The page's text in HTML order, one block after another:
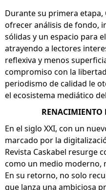
Durante su primera etapa,
ofrecer análisis de fondo,
sólidas y un espacio para
atrayendo a lectores
reflexiva y menos
compromiso con la
periodismo de calidad le
el ecosistema mediático
RENACIMIENTO
En el siglo XXI, con un
marcado por la
Revista Caskabel resurge
como un medio moderno,
En su retorno, no solo
que lanza una ambiciosa